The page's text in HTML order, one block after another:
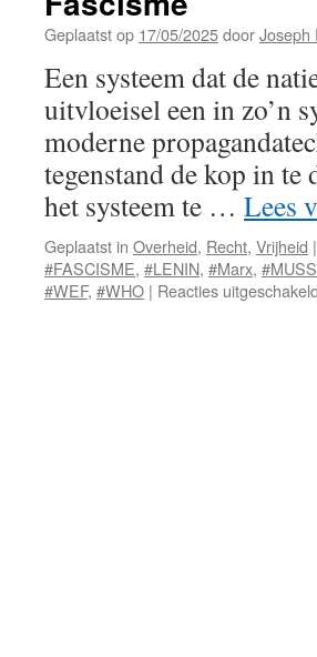
Geplaatst op 17/05/2025doorJoseph
Een systeem dat de
uitvloeisel een in zo’n
moderne
tegenstand de kop in te
het systeem te … Lees
Geplaatst in Overheid, Recht, Vrijheid |
#FASCISME, #LENIN, #Marx,
#WEF, #WHO | Reacties uitgeschakeld